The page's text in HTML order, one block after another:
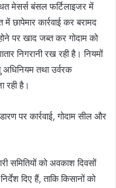
मेसर्स बंसल फर्टिलाइजर में
छापेमार कार्रवाई कर बरामद
पर खाद जब्त कर गोदाम को
निगरानी रख रही है। नियमों
तथा उर्वरक
रही है।
समितियों को अवकाश दिवसों
दिए हैं, ताकि किसानों को